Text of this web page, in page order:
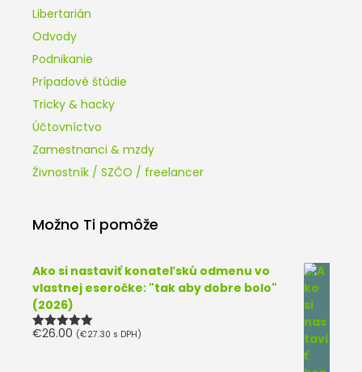
Libertarián
Odvody
Podnikanie
Prípadové štúdie
Tricky & hacky
Účtovníctvo
Zamestnanci & mzdy
Živnostník / SZČO / freelancer
Možno Ti pomôže
Ako si nastaviť konateľskú odmenu vo
vlastnej eseročke: "tak aby dobre bolo"
(2026)
Hodnotenie
€26.00 (€27.30 s DPH)